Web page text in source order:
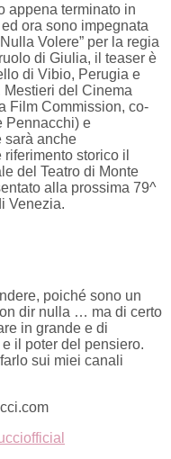
appena terminato in
ora sono impegnata
Volere” per la regia
di Giulia, il teaser è
di Vibio, Perugia e
Mestieri del Cinema
Film Commission, co-
Pennacchi) e
sarà anche
storico il
del Teatro di Monte
alla prossima 79^
Venezia.
poiché sono un
dir nulla … ma di certo
in grande e di
il poter del pensiero.
sui miei canali